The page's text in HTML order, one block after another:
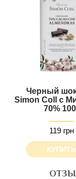
Черный
Simon Coll с
70%
119 грн
КУПИТЬ